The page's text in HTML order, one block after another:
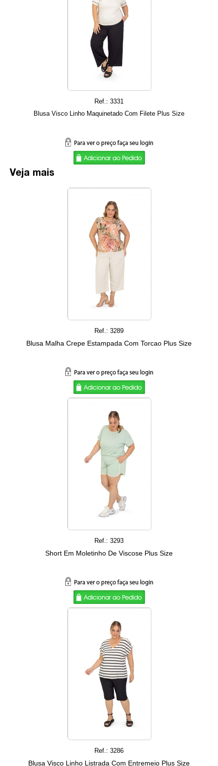
Ref.: 3331
Blusa Visco Linho Maquinetado Com Filete Plus Size
Veja mais
Ref.: 3289
Blusa Malha Crepe Estampada Com Torcao Plus Size
Ref.: 3293
Short Em Moletinho De Viscose Plus Size
Ref.: 3286
Blusa Visco Linho Listrada Com Entremeio Plus Size